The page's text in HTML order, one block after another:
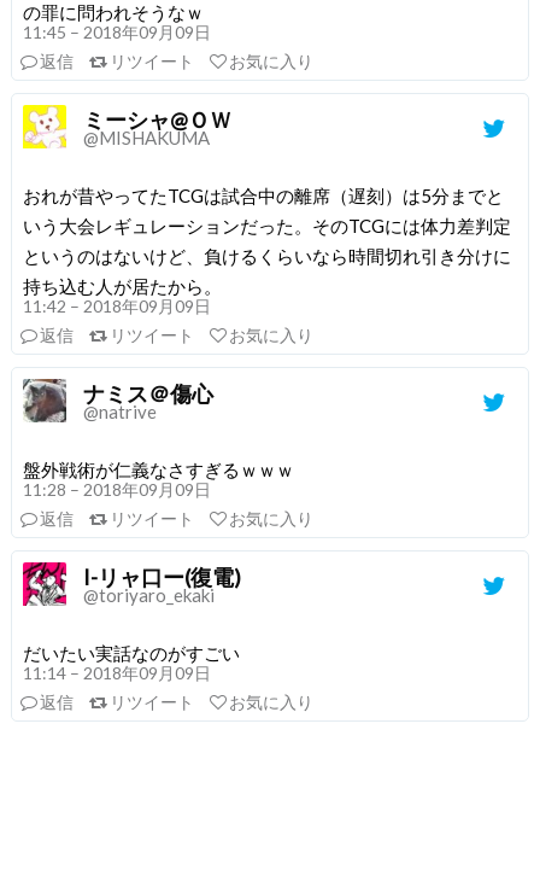
の罪に問われそうなｗ
11:45 – 2018年09月09日
返信
リツイート お気に入り
ミーシャ@ＯＷ
@MISHAKUMA
おれが昔やってたTCGは試合中の離席（遅刻）は5分までと
いう大会レギュレーションだった。そのTCGには体力差判定
というのはないけど、負けるくらいなら時間切れ引き分けに
持ち込む人が居たから。
11:42 – 2018年09月09日
返信
リツイート お気に入り
ナミス＠傷心
@natrive
盤外戦術が仁義なさすぎるｗｗｗ
11:28 – 2018年09月09日
返信
リツイート お気に入り
I-リャ口ー(復電)
@toriyaro_ekaki
だいたい実話なのがすごい
11:14 – 2018年09月09日
返信
リツイート お気に入り